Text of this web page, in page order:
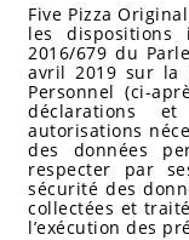
Five Pizza
les dispositions
2016/679 du
avril 2019 sur la
Personnel (ci-
déclarations
autorisations
des données
respecter par
sécurité des
collectées et
l’exécution des